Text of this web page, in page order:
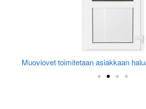
Muoviovet toimitetaan asiakkaan